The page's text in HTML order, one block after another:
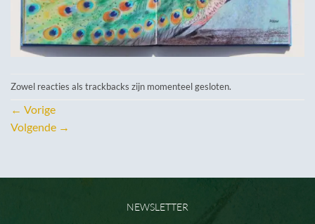
Zowel reacties als trackbacks zijn momenteel gesloten.
← Vorige
Volgende →
NEWSLETTER